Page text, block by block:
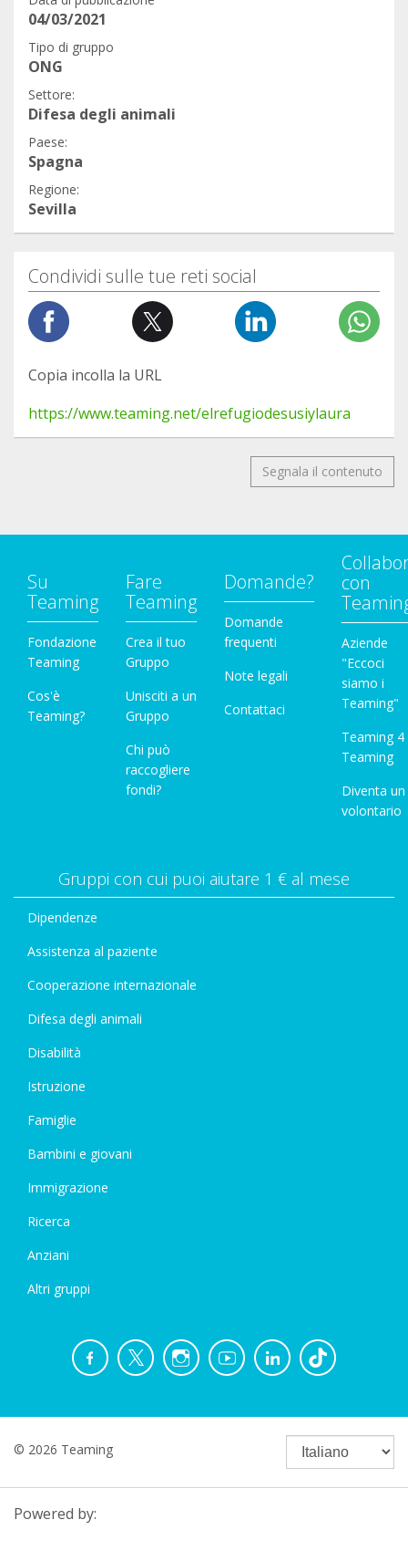
04/03/2021
Tipo di gruppo
ONG
Settore:
Difesa degli animali
Paese:
Spagna
Regione:
Sevilla
Condividi sulle tue reti social
Copia incolla la URL
https://www.teaming.net/elrefugiodesusiylaura
Segnala il contenuto
Su
Teaming
Fondazione
Teaming
Cos'è
Teaming?
Fare
Teaming
Crea il tuo
Gruppo
Unisciti a un
Gruppo
Chi può
raccogliere
fondi?
Domande?
Domande
frequenti
Note legali
Contattaci
con
Aziende
"Eccoci
siamo i
Teaming"
Teaming 4
Teaming
Diventa un
volontario
Gruppi con cui puoi aiutare 1 € al mese
Dipendenze
Assistenza al paziente
Cooperazione internazionale
Difesa degli animali
Disabilità
Istruzione
Famiglie
Bambini e giovani
Immigrazione
Ricerca
Anziani
Altri gruppi
© 2026 Teaming
Powered by: